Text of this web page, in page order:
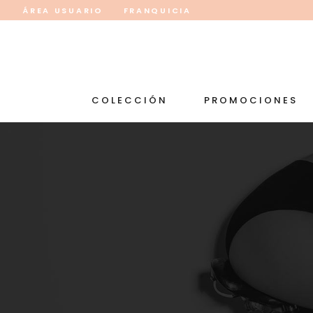
ÁREA USUARIO FRANQUICIA
COLECCIÓN PROMOCIONES